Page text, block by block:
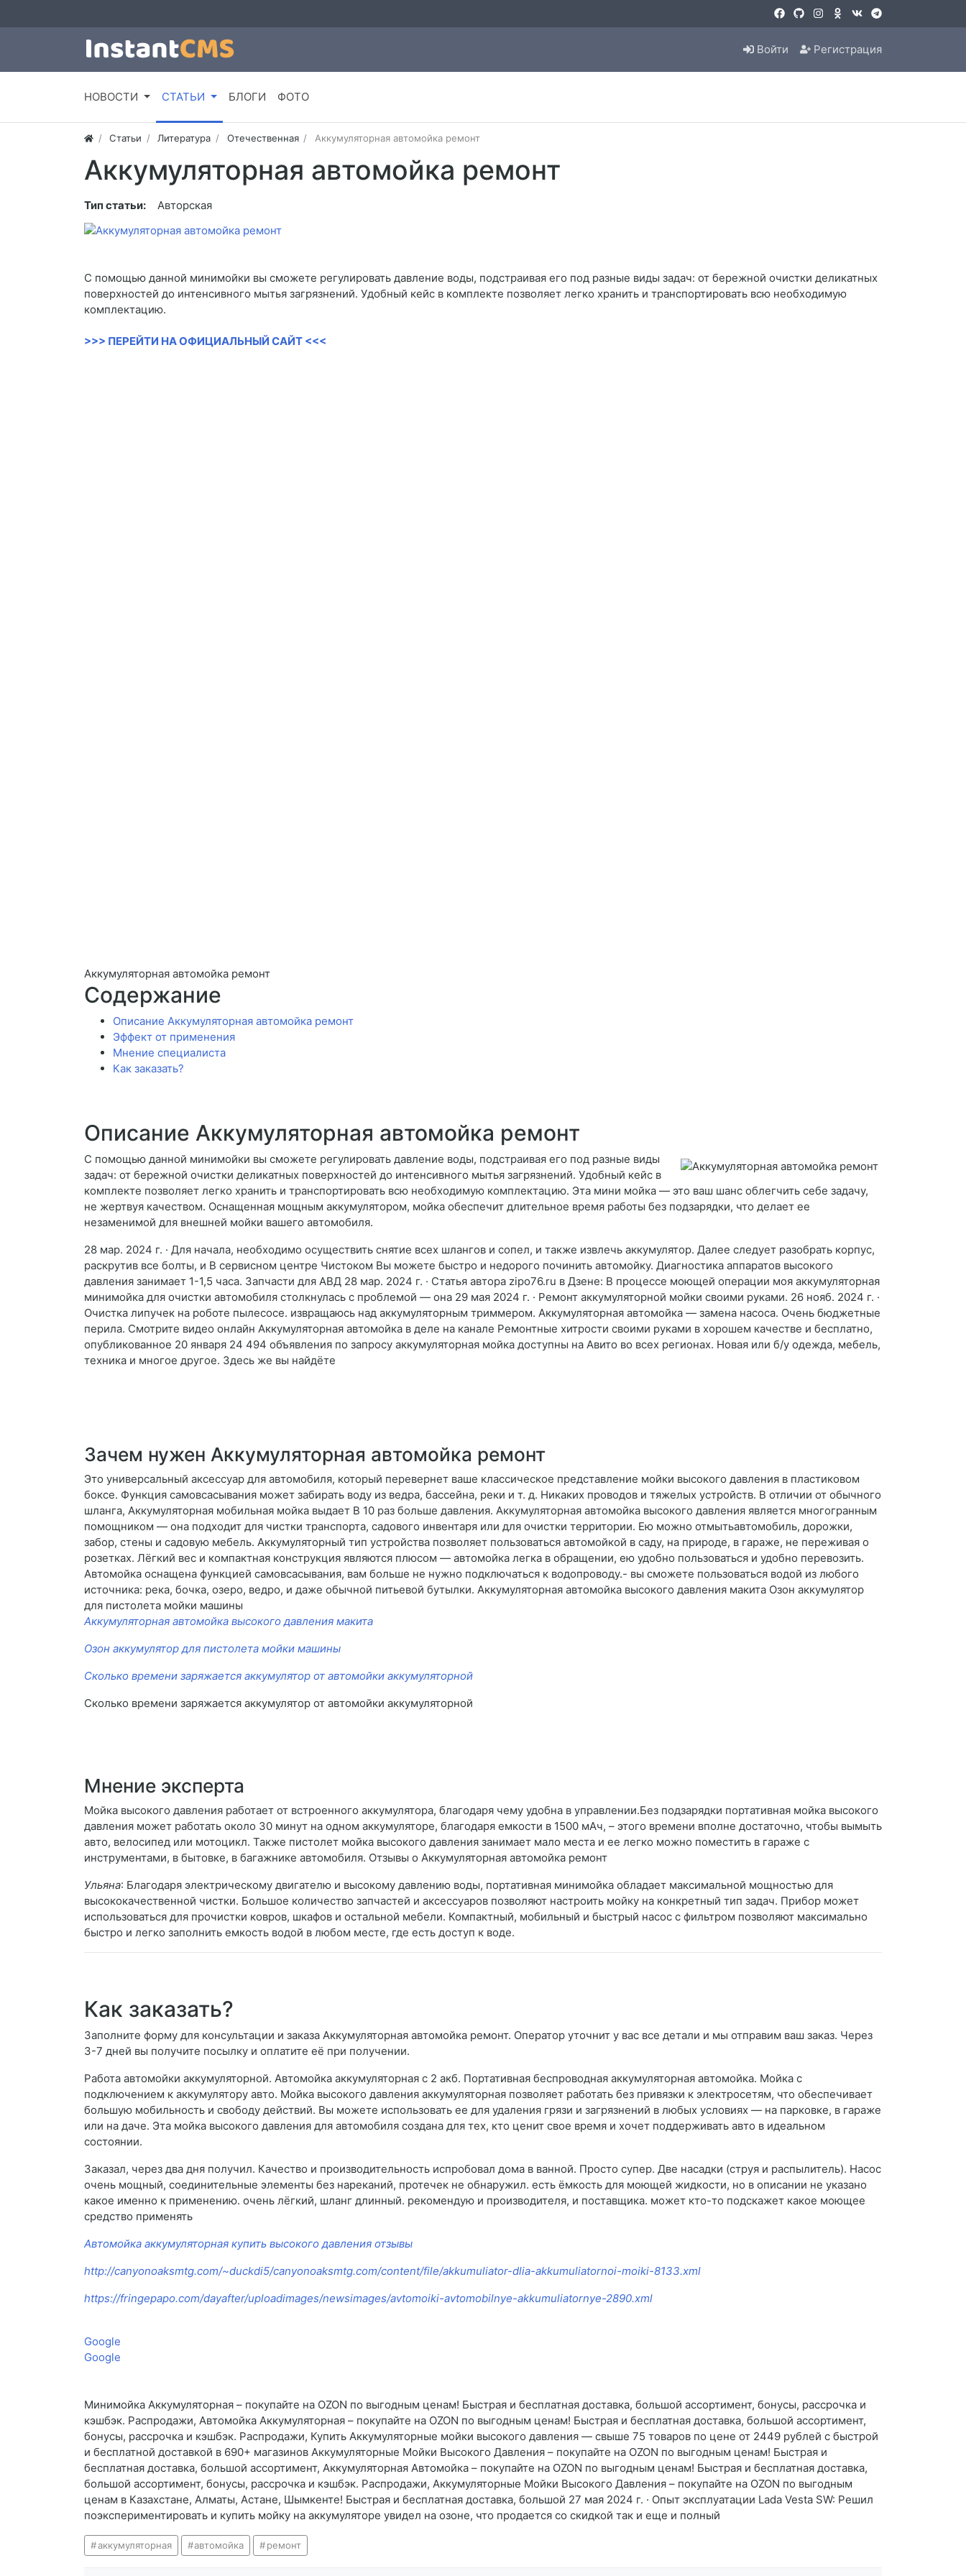
Войти Регистрация
НОВОСТИ СТАТЬИ БЛОГИ ФОТО
Статьи Литература Отечественная Аккумуляторная автомойка ремонт
Аккумуляторная автомойка ремонт
Тип статьи: Авторская
С помощью данной минимойки вы сможете регулировать давление воды, подстраивая его под разные виды задач: от бережной очистки деликатных
поверхностей до интенсивного мытья загрязнений. Удобный кейс в комплекте позволяет легко хранить и транспортировать всю необходимую
комплектацию.
>>> ПЕРЕЙТИ НА ОФИЦИАЛЬНЫЙ САЙТ <<<
Аккумуляторная автомойка ремонт
Содержание
Описание Аккумуляторная автомойка ремонт
Эффект от применения
Мнение специалиста
Как заказать?
Описание Аккумуляторная автомойка ремонт
С помощью данной минимойки вы сможете регулировать давление воды, подстраивая его под разные виды
задач: от бережной очистки деликатных поверхностей до интенсивного мытья загрязнений. Удобный кейс в
комплекте позволяет легко хранить и транспортировать всю необходимую комплектацию. Эта мини мойка — это ваш шанс облегчить себе задачу,
не жертвуя качеством. Оснащенная мощным аккумулятором, мойка обеспечит длительное время работы без подзарядки, что делает ее
незаменимой для внешней мойки вашего автомобиля.
28 мар. 2024 г. · Для начала, необходимо осуществить снятие всех шлангов и сопел, и также извлечь аккумулятор. Далее следует разобрать корпус,
раскрутив все болты, и В сервисном центре Чистоком Вы можете быстро и недорого починить автомойку. Диагностика аппаратов высокого
давления занимает 1-1,5 часа. Запчасти для АВД 28 мар. 2024 г. · Статья автора zipo76.ru в Дзене: В процессе моющей операции моя аккумуляторная
минимойка для очистки автомобиля столкнулась с проблемой — она 29 мая 2024 г. · Ремонт аккумуляторной мойки своими руками. 26 нояб. 2024 г. ·
Очистка липучек на роботе пылесосе. извращаюсь над аккумуляторным триммером. Аккумуляторная автомойка — замена насоса. Очень бюджетные
перила. Смотрите видео онлайн Аккумуляторная автомойка в деле на канале Ремонтные хитрости своими руками в хорошем качестве и бесплатно,
опубликованное 20 января 24 494 объявления по запросу аккумуляторная мойка доступны на Авито во всех регионах. Новая или б/у одежда, мебель,
техника и многое другое. Здесь же вы найдёте
Зачем нужен Аккумуляторная автомойка ремонт
Это универсальный аксессуар для автомобиля, который перевернет ваше классическое представление мойки высокого давления в пластиковом
боксе. Функция самовсасывания может забирать воду из ведра, бассейна, реки и т. д. Никаких проводов и тяжелых устройств. В отличии от обычного
шланга, Аккумуляторная мобильная мойка выдает В 10 раз больше давления. Аккумуляторная автомойка высокого давления является многогранным
помощником — она подходит для чистки транспорта, садового инвентаря или для очистки территории. Ею можно отмытьавтомобиль, дорожки,
забор, стены и садовую мебель. Аккумуляторный тип устройства позволяет пользоваться автомойкой в саду, на природе, в гараже, не переживая о
розетках. Лёгкий вес и компактная конструкция являются плюсом — автомойка легка в обращении, ею удобно пользоваться и удобно перевозить.
Автомойка оснащена функцией самовсасывания, вам больше не нужно подключаться к водопроводу.- вы сможете пользоваться водой из любого
источника: река, бочка, озеро, ведро, и даже обычной питьевой бутылки. Аккумуляторная автомойка высокого давления макита Озон аккумулятор
для пистолета мойки машины
Аккумуляторная автомойка высокого давления макита
Озон аккумулятор для пистолета мойки машины
Сколько времени заряжается аккумулятор от автомойки аккумуляторной
Сколько времени заряжается аккумулятор от автомойки аккумуляторной
Мнение эксперта
Мойка высокого давления работает от встроенного аккумулятора, благодаря чему удобна в управлении.Без подзарядки портативная мойка высокого
давления может работать около 30 минут на одном аккумуляторе, благодаря емкости в 1500 мАч, – этого времени вполне достаточно, чтобы вымыть
авто, велосипед или мотоцикл. Также пистолет мойка высокого давления занимает мало места и ее легко можно поместить в гараже с
инструментами, в бытовке, в багажнике автомобиля. Отзывы о Аккумуляторная автомойка ремонт
Ульяна: Благодаря электрическому двигателю и высокому давлению воды, портативная минимойка обладает максимальной мощностью для
высококачественной чистки. Большое количество запчастей и аксессуаров позволяют настроить мойку на конкретный тип задач. Прибор может
использоваться для прочистки ковров, шкафов и остальной мебели. Компактный, мобильный и быстрый насос с фильтром позволяют максимально
быстро и легко заполнить емкость водой в любом месте, где есть доступ к воде.
Как заказать?
Заполните форму для консультации и заказа Аккумуляторная автомойка ремонт. Оператор уточнит у вас все детали и мы отправим ваш заказ. Через
3-7 дней вы получите посылку и оплатите её при получении.
Работа автомойки аккумуляторной. Автомойка аккумуляторная с 2 акб. Портативная беспроводная аккумуляторная автомойка. Мойка с
подключением к аккумулятору авто. Мойка высокого давления аккумуляторная позволяет работать без привязки к электросетям, что обеспечивает
большую мобильность и свободу действий. Вы можете использовать ее для удаления грязи и загрязнений в любых условиях — на парковке, в гараже
или на даче. Эта мойка высокого давления для автомобиля создана для тех, кто ценит свое время и хочет поддерживать авто в идеальном
состоянии.
Заказал, через два дня получил. Качество и производительность испробовал дома в ванной. Просто супер. Две насадки (струя и распылитель). Насос
очень мощный, соединительные элементы без нареканий, протечек не обнаружил. есть ёмкость для моющей жидкости, но в описании не указано
какое именно к применению. очень лёгкий, шланг длинный. рекомендую и производителя, и поставщика. может кто-то подскажет какое моющее
средство применять
Автомойка аккумуляторная купить высокого давления отзывы
http://canyonoaksmtg.com/~duckdi5/canyonoaksmtg.com/content/file/akkumuliator-dlia-akkumuliatornoi-moiki-8133.xml
https://fringepapo.com/dayafter/uploadimages/newsimages/avtomoiki-avtomobilnye-akkumuliatornye-2890.xml
Google
Google
Минимойка Аккумуляторная – покупайте на OZON по выгодным ценам! Быстрая и бесплатная доставка, большой ассортимент, бонусы, рассрочка и
кэшбэк. Распродажи, Автомойка Аккумуляторная – покупайте на OZON по выгодным ценам! Быстрая и бесплатная доставка, большой ассортимент,
бонусы, рассрочка и кэшбэк. Распродажи, Купить Аккумуляторные мойки высокого давления — свыше 75 товаров по цене от 2449 рублей с быстрой
и бесплатной доставкой в 690+ магазинов Аккумуляторные Мойки Высокого Давления – покупайте на OZON по выгодным ценам! Быстрая и
бесплатная доставка, большой ассортимент, Аккумуляторная Автомойка – покупайте на OZON по выгодным ценам! Быстрая и бесплатная доставка,
большой ассортимент, бонусы, рассрочка и кэшбэк. Распродажи, Аккумуляторные Мойки Высокого Давления – покупайте на OZON по выгодным
ценам в Казахстане, Алматы, Астане, Шымкенте! Быстрая и бесплатная доставка, большой 27 мая 2024 г. · Опыт эксплуатации Lada Vesta SW: Решил
поэкспериментировать и купить мойку на аккумуляторе увидел на озоне, что продается со скидкой так и еще и полный
аккумуляторная автомойка ремонт